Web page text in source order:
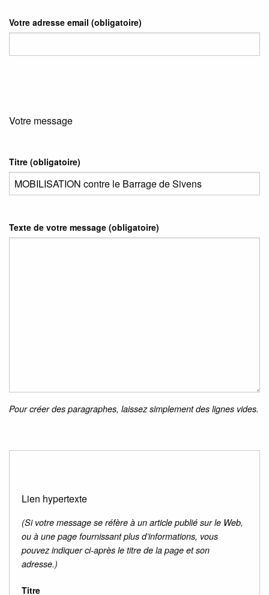
Votre adresse email (obligatoire)
Votre message
Titre (obligatoire)
Texte de votre message (obligatoire)
Pour créer des paragraphes, laissez simplement des lignes vides.
Lien hypertexte
(Si votre message se réfère à un article publié sur le Web,
ou à une page fournissant plus d’informations, vous
pouvez indiquer ci-après le titre de la page et son
adresse.)
Titre